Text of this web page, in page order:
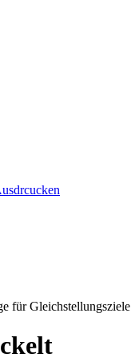
für Gleichstellungsziele